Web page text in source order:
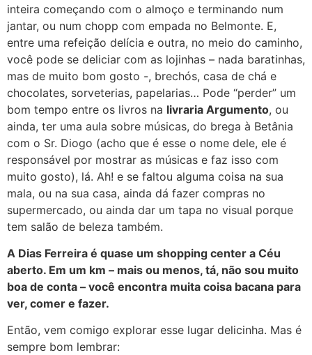
inteira começando com o almoço e terminando num
jantar, ou num chopp com empada no Belmonte. E,
entre uma refeição delícia e outra, no meio do caminho,
você pode se deliciar com as lojinhas – nada baratinhas,
mas de muito bom gosto -, brechós, casa de chá e
chocolates, sorveterias, papelarias… Pode “perder” um
bom tempo entre os livros na livraria Argumento, ou
ainda, ter uma aula sobre músicas, do brega à Betânia
com o Sr. Diogo (acho que é esse o nome dele, ele é
responsável por mostrar as músicas e faz isso com
muito gosto), lá. Ah! e se faltou alguma coisa na sua
mala, ou na sua casa, ainda dá fazer compras no
supermercado, ou ainda dar um tapa no visual porque
tem salão de beleza também.
A Dias Ferreira é quase um shopping center a Céu
aberto. Em um km – mais ou menos, tá, não sou muito
boa de conta – você encontra muita coisa bacana para
ver, comer e fazer.
Então, vem comigo explorar esse lugar delicinha. Mas é
sempre bom lembrar: